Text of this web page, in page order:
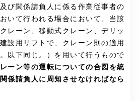
び関係請負人に係る作業従事者の
いて行われる場合において、当該
レーン、移動式クレーン、デリッ
設用リフトで、クレーン則の適用
以下同じ。）を用いて行うもので
ーン等の運転についての合図を統
係請負人に周知させなければなら